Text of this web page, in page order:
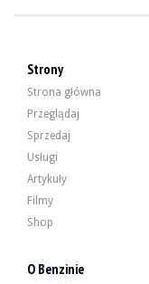
Sprzedawca jest
Sprzedający chciał ustalić
Galeria
Strony
Strona główna
Przeglądaj
Sprzedaj
Usługi
Artykuły
Filmy
Shop
O Benzinie